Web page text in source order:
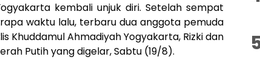
kembali unjuk diri. Setelah sempat
waktu lalu, terbaru dua anggota pemuda
Khuddamul Ahmadiyah Yogyakarta, Rizki dan
Putih yang digelar, Sabtu (19/8).